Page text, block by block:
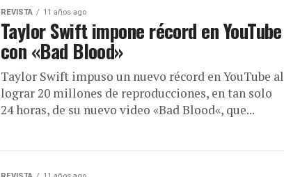
REVISTA 11 años ago
Taylor Swift impone récord en YouTube
con «Bad Blood»
Taylor Swift impuso un nuevo récord en YouTube al
lograr 20 millones de reproducciones, en tan solo
24 horas, de su nuevo video «Bad Blood«, que...